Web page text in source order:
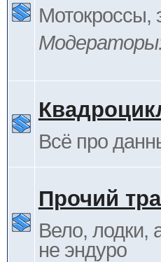
Мотокроссы,
Всё про
Прочий
Вело, лодки,
не эндуро